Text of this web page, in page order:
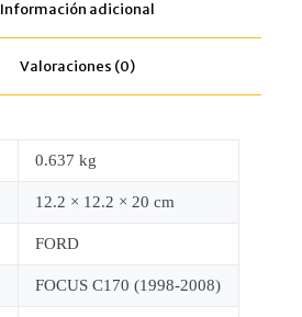
Información adicional
Valoraciones (0)
0.637 kg
12.2 × 12.2 × 20 cm
FORD
FOCUS C170 (1998-2008)